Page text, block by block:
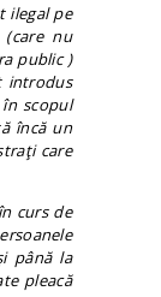
ilegal pe
(care nu
public )
introdus
scopul
încă un
care
curs de
până la
pleacă